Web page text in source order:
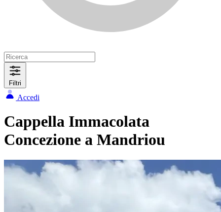
Filtri
Accedi
Cappella Immacolata
Concezione a Mandriou